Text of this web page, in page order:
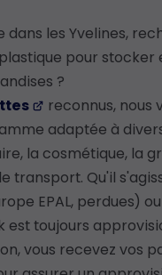
les Yvelines,
pour stocker
?
reconnus, nous
adaptée à
la cosmétique, la
transport. Qu'il
EPAL, perdues)
est toujours
vous recevez vos